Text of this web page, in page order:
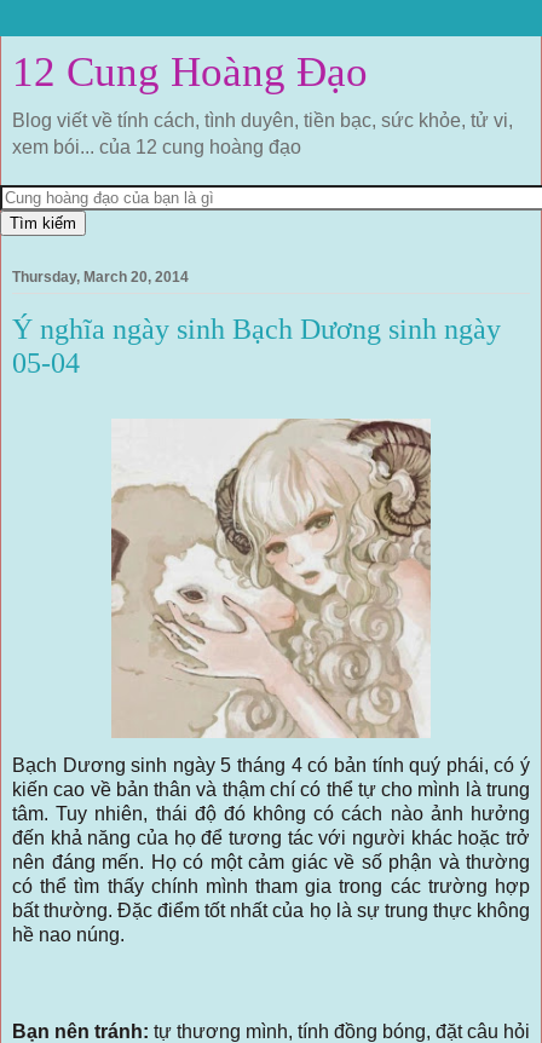
12 Cung Hoàng Đạo
Blog viết về tính cách, tình duyên, tiền bạc, sức khỏe, tử vi,
xem bói... của 12 cung hoàng đạo
Thursday, March 20, 2014
Ý nghĩa ngày sinh Bạch Dương sinh ngày
05-04
Bạch Dương sinh ngày 5 tháng 4 có bản tính quý phái, có ý
kiến cao về bản thân và thậm chí có thể tự cho mình là trung
tâm. Tuy nhiên, thái độ đó không có cách nào ảnh hưởng
đến khả năng của họ để tương tác với người khác hoặc trở
nên đáng mến. Họ có một cảm giác về số phận và thường
có thể tìm thấy chính mình tham gia trong các trường hợp
bất thường. Đặc điểm tốt nhất của họ là sự trung thực không
hề nao núng.
Bạn nên tránh: tự thương mình, tính đồng bóng, đặt câu hỏi